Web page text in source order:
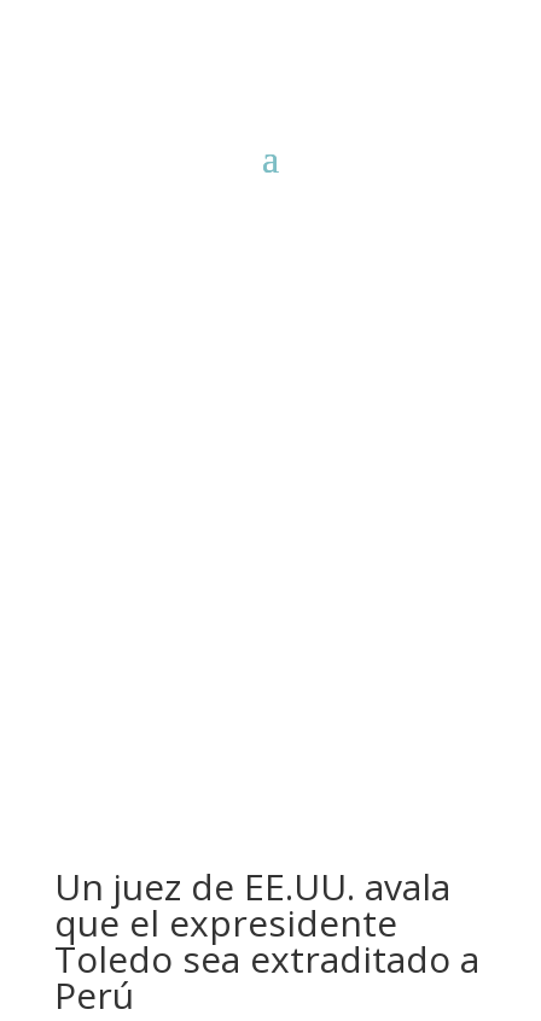
Un juez de EE.UU. avala
que el expresidente
Toledo sea extraditado a
Perú